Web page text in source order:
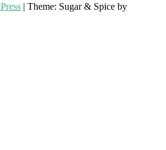
| Theme: Sugar & Spice by